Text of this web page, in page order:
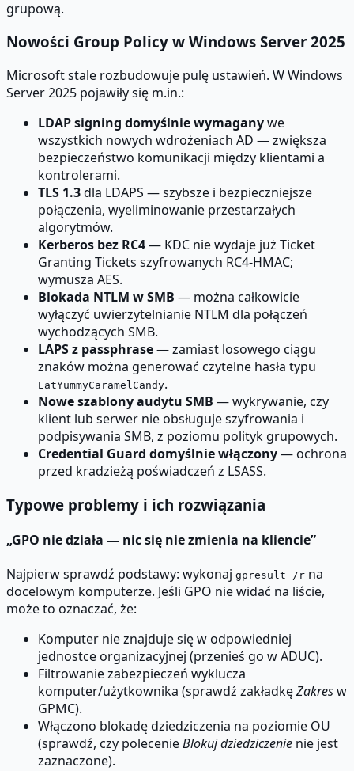
grupową.
Nowości Group Policy w Windows Server 2025
Microsoft stale rozbudowuje pulę ustawień. W Windows
Server 2025 pojawiły się m.in.:
LDAP signing domyślnie wymaganywe
wszystkich nowych wdrożeniach AD — zwiększa
bezpieczeństwo komunikacji między klientami a
kontrolerami.
TLS 1.3dla LDAPS — szybsze i bezpieczniejsze
połączenia, wyeliminowanie przestarzałych
algorytmów.
Kerberos bez RC4— KDC nie wydaje już Ticket
Granting Tickets szyfrowanych RC4-HMAC;
wymusza AES.
Blokada NTLM w SMB — można całkowicie
wyłączyć uwierzytelnianie NTLM dla połączeń
wychodzących SMB.
LAPS z passphrase— zamiast losowego ciągu
znaków można generować czytelne hasła typu
EatYummyCaramelCandy.
Nowe szablony audytu SMB — wykrywanie, czy
klient lub serwer nie obsługuje szyfrowania i
podpisywania SMB, z poziomu polityk grupowych.
Credential Guard domyślnie włączony— ochrona
przed kradzieżą poświadczeń z LSASS.
Typowe problemy i ich rozwiązania
„GPO nie działa — nic się nie zmienia na kliencie”
Najpierw sprawdź podstawy: wykonaj gpresult /r na
docelowym komputerze. Jeśli GPO nie widać na liście,
może to oznaczać, że:
Komputer nie znajduje się w odpowiedniej
jednostce organizacyjnej (przenieś go w ADUC).
Filtrowanie zabezpieczeń wyklucza
komputer/użytkownika (sprawdź zakładkęZakresw
GPMC).
Włączono blokadę dziedziczenia na poziomie OU
(sprawdź, czy polecenieBlokuj dziedziczenie nie jest
zaznaczone).